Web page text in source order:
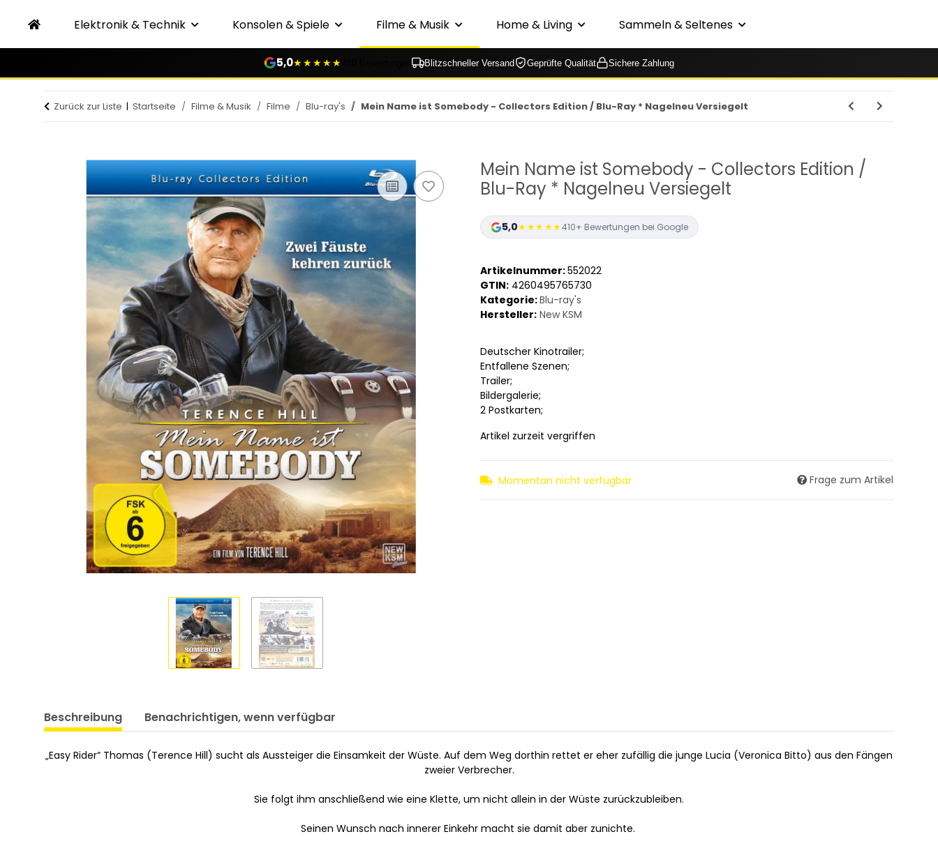
Elektronik & Technik Konsolen & Spiele Filme & Musik Home & Living Sammeln & Seltenes
5,0★★★★★ Blitzschneller Versand Geprüfte Qualität Sichere Zahlung
Zurück zur Liste Startseite Filme & Musik Filme Blu-ray's Mein Name ist Somebody - Collectors Edition / Blu-Ray * Nagelneu Versiegelt
Mein Name ist Somebody - Collectors Edition /
Blu-Ray * Nagelneu Versiegelt
5,0★★★★★410+ Bewertungen bei Google
Artikelnummer:552022
GTIN: 4260495765730
Kategorie:Blu-ray's
Hersteller: New KSM
Deutscher Kinotrailer;
Entfallene Szenen;
Trailer;
Bildergalerie;
2 Postkarten;
Artikel zurzeit vergriffen
Momentan nicht verfügbar Frage zum Artikel
Beschreibung Benachrichtigen, wenn verfügbar
„Easy Rider“ Thomas (Terence Hill) sucht als Aussteiger die Einsamkeit der Wüste. Auf dem Weg dorthin rettet er eher zufällig die junge Lucia (Veronica Bitto) aus den Fängen
zweier Verbrecher.
Sie folgt ihm anschließend wie eine Klette, um nicht allein in der Wüste zurückzubleiben.
Seinen Wunsch nach innerer Einkehr macht sie damit aber zunichte.